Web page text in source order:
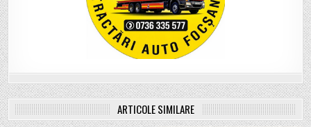
ARTICOLE SIMILARE